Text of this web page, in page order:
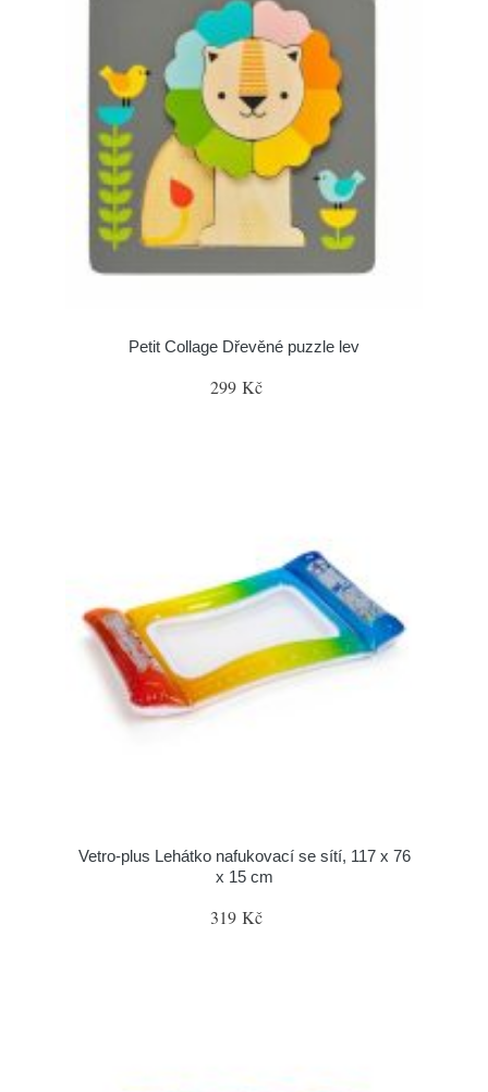
Petit Collage Dřevěné puzzle lev
299 Kč
Vetro-plus Lehátko nafukovací se sítí, 117 x 76
x 15 cm
319 Kč